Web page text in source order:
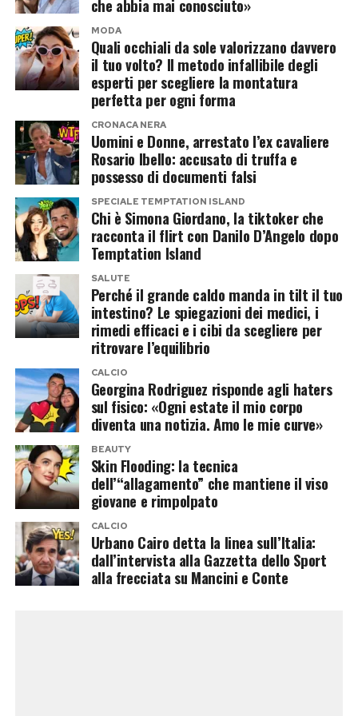
Post Views:
tramonto. Se l’unica opzione è la pausa pranzo,
l’unica scelta sicura è un ambiente climatizzato
artificialmente, impostato a non più di 5°C in
meno rispetto alla temperatura esterna per
evitare shock termici.
2. L’ingegneria dell’idratazione: oltre la
semplice acqua
Aspettare lo stimolo della sete significa essere
già disidratati dell’1%. La strategia corretta
prevede di bere 500 ml di acqua nelle due ore
precedenti lo sforzo, e poi sorseggiare circa 150
ml ogni 15 o 20 minuti di attività. Se
l’allenamento supera i 45 minuti, l’acqua da sola
non basta più: lo svuotamento gastrico rallenta
e si rischia l’iponatriemia. È fondamentale
integrare soluzioni isotoniche contenenti sodio,
potassio e magnesio per ripristinare gli
elettroliti persi con la sudorazione.
3. Abbigliamento: il paradosso del cotone
Il cotone è il peggior nemico dello sportivo
estivo: assorbe il sudore, diventa pesante, si
incolla alla pelle e impedisce la traspirazione. Gli
esperti consigliano di utilizzare esclusivamente
che abbia mai conosciuto»
MODA
Quali occhiali da sole valorizzano davvero
il tuo volto? Il metodo infallibile degli
esperti per scegliere la montatura
perfetta per ogni forma
CRONACA NERA
Uomini e Donne, arrestato l’ex cavaliere
Rosario Ibello: accusato di truffa e
possesso di documenti falsi
SPECIALE TEMPTATION ISLAND
Chi è Simona Giordano, la tiktoker che
racconta il flirt con Danilo D’Angelo dopo
Temptation Island
SALUTE
Perché il grande caldo manda in tilt il tuo
intestino? Le spiegazioni dei medici, i
rimedi efficaci e i cibi da scegliere per
ritrovare l’equilibrio
CALCIO
Georgina Rodriguez risponde agli haters
sul fisico: «Ogni estate il mio corpo
diventa una notizia. Amo le mie curve»
BEAUTY
Skin Flooding: la tecnica
dell’“allagamento” che mantiene il viso
giovane e rimpolpato
CALCIO
Urbano Cairo detta la linea sull’Italia:
dall’intervista alla Gazzetta dello Sport
alla frecciata su Mancini e Conte